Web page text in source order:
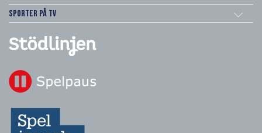
Sporter på TV